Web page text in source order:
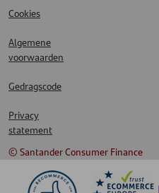
Cookies
Algemene
voorwaarden
Gedragscode
Privacy
statement
© Santander Consumer Finance